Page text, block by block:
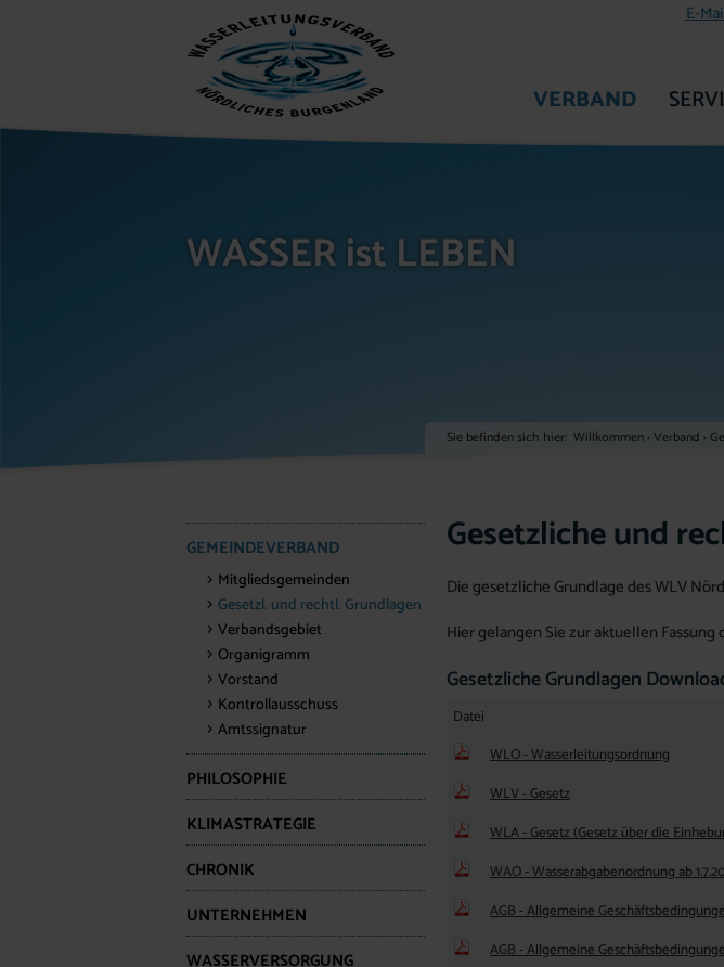
E-
ZUR STARTSEITE
VERBAND
WASSER ist LEBEN
Sie befinden sich hier: Willkommen› Verband ›
Gesetzliche und
Die gesetzliche Grundlage des WLV
Hier gelangen Sie zur aktuellen
Gesetzliche Grundlagen
Datei
WLO - Wasserleitungsordnung
WLV - Gesetz
WLA - Gesetz (Gesetz über die
WAO - Wasserabgabenordnung ab
AGB - Allgemeine
AGB - Allgemeine
GEMEINDEVERBAND
Mitgliedsgemeinden
Gesetzl. und rechtl. Grundlagen
Verbandsgebiet
Organigramm
Vorstand
Kontrollausschuss
Amtssignatur
PHILOSOPHIE
KLIMASTRATEGIE
CHRONIK
UNTERNEHMEN
WASSERVERSORGUNG